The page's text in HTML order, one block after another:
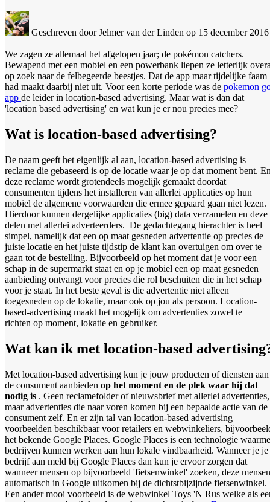
Geschreven door Jelmer van der Linden op 15 december 2016
We zagen ze allemaal het afgelopen jaar; de pokémon catchers.
Bewapend met een mobiel en een powerbank liepen ze letterlijk
op zoek naar de felbegeerde beestjes. Dat de app maar tijdelijke faam
had maakt daarbij niet uit. Voor een korte periode was de pokemon
app de leider in location-based advertising. Maar wat is dan dat
'location based advertising' en wat kun je er nou precies mee?
Wat is location-based advertising?
De naam geeft het eigenlijk al aan, location-based advertising is
reclame die gebaseerd is op de locatie waar je op dat moment bent.
deze reclame wordt grotendeels mogelijk gemaakt doordat
consumenten tijdens het installeren van allerlei applicaties op hun
mobiel de algemene voorwaarden die ermee gepaard gaan niet lezen.
Hierdoor kunnen dergelijke applicaties (big) data verzamelen en deze
delen met allerlei adverteerders. De gedachtegang hierachter is heel
simpel, namelijk dat een op maat gesneden advertentie op precies de
juiste locatie en het juiste tijdstip de klant kan overtuigen om over te
gaan tot de bestelling. Bijvoorbeeld op het moment dat je voor een
schap in de supermarkt staat en op je mobiel een op maat gesneden
aanbieding ontvangt voor precies die rol beschuiten die in het schap
voor je staat. In het beste geval is die advertentie niet alleen
toegesneden op de lokatie, maar ook op jou als persoon. Location-
based-advertising maakt het mogelijk om advertenties zowel te
richten op moment, lokatie en gebruiker.
Wat kan ik met location-based
Met location-based advertising kun je jouw producten of diensten aan
de consument aanbieden op het moment en de plek waar hij dat
nodig is . Geen reclamefolder of nieuwsbrief met allerlei advertenties,
maar advertenties die naar voren komen bij een bepaalde actie van de
consument zelf. En er zijn tal van location-based advertising
voorbeelden beschikbaar voor retailers en webwinkeliers,
het bekende Google Places. Google Places is een technologie
bedrijven kunnen werken aan hun lokale vindbaarheid. Wanneer je je
bedrijf aan meld bij Google Places dan kun je ervoor zorgen dat
wanneer mensen op bijvoorbeeld 'fietsenwinkel' zoeken, deze mensen
automatisch in Google uitkomen bij de dichtstbijzijnde fietsenwinkel.
Een ander mooi voorbeeld is de webwinkel Toys 'N Rus welke als